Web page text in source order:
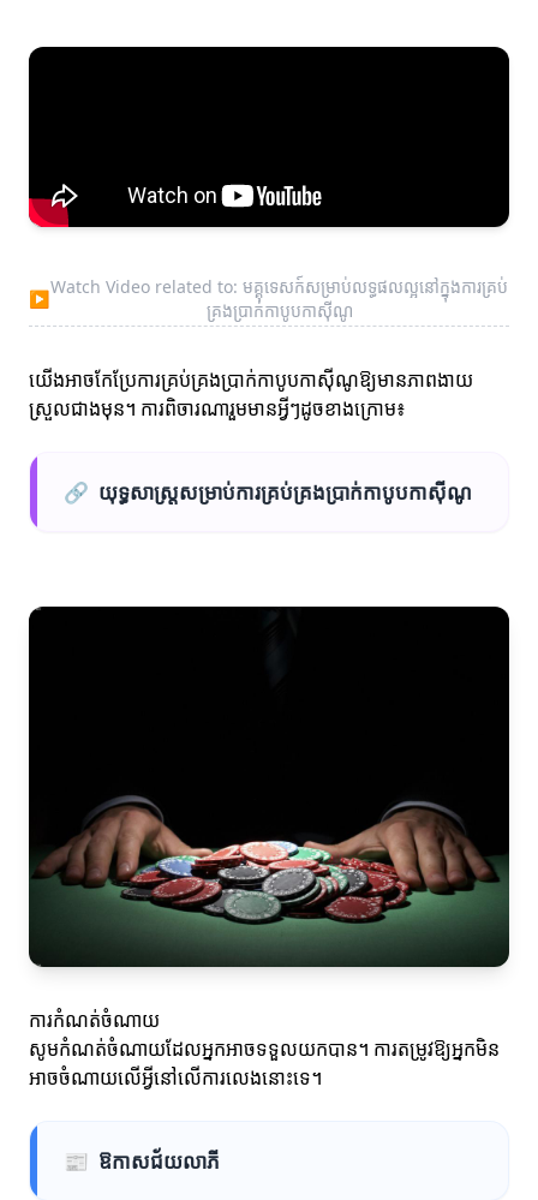
▶
Watch Video related to: មគ្គុទេសក៍សម្រាប់លទ្ធផលល្អនៅក្នុងការគ្រប់
គ្រងប្រាក់កាបូបកាស៊ីណូ
យើងអាចកែប្រែការគ្រប់គ្រងប្រាក់កាបូបកាស៊ីណូឱ្យមានភាពងាយ
ស្រួលជាងមុន។ ការពិចារណារួមមានអ្វីៗដូចខាងក្រោម៖
🔗 យុទ្ធសាស្ត្រសម្រាប់ការគ្រប់គ្រងប្រាក់កាបូបកាស៊ីណូ
ការកំណត់ចំណាយ
សូមកំណត់ចំណាយដែលអ្នកអាចទទួលយកបាន។ ការតម្រូវឱ្យអ្នកមិន
អាចចំណាយលើអ្វីនៅលើការលេងនោះទេ។
📰 ឱកាសជ័យលាភី